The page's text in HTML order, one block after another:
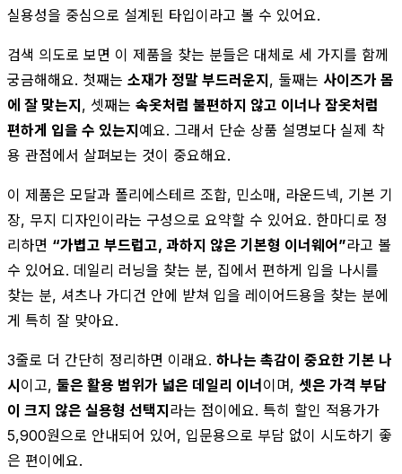
실용성을 중심으로 설계된 타입이라고 볼 수 있어요.
검색 의도로 보면 이 제품을 찾는 분들은 대체로 세 가지를 함께
궁금해해요. 첫째는 소재가 정말 부드러운지, 둘째는 사이즈가 몸
에 잘 맞는지, 셋째는 속옷처럼 불편하지 않고 이너나 잠옷처럼
편하게 입을 수 있는지예요. 그래서 단순 상품 설명보다 실제 착
용 관점에서 살펴보는 것이 중요해요.
이 제품은 모달과 폴리에스테르 조합, 민소매, 라운드넥, 기본 기
장, 무지 디자인이라는 구성으로 요약할 수 있어요. 한마디로 정
리하면 “가볍고 부드럽고, 과하지 않은 기본형 이너웨어”라고 볼
수 있어요. 데일리 러닝을 찾는 분, 집에서 편하게 입을 나시를
찾는 분, 셔츠나 가디건 안에 받쳐 입을 레이어드용을 찾는 분에
게 특히 잘 맞아요.
3줄로 더 간단히 정리하면 이래요. 하나는 촉감이 중요한 기본 나
시이고, 둘은 활용 범위가 넓은 데일리 이너이며, 셋은 가격 부담
이 크지 않은 실용형 선택지라는 점이에요. 특히 할인 적용가가
5,900원으로 안내되어 있어, 입문용으로 부담 없이 시도하기 좋
은 편이에요.